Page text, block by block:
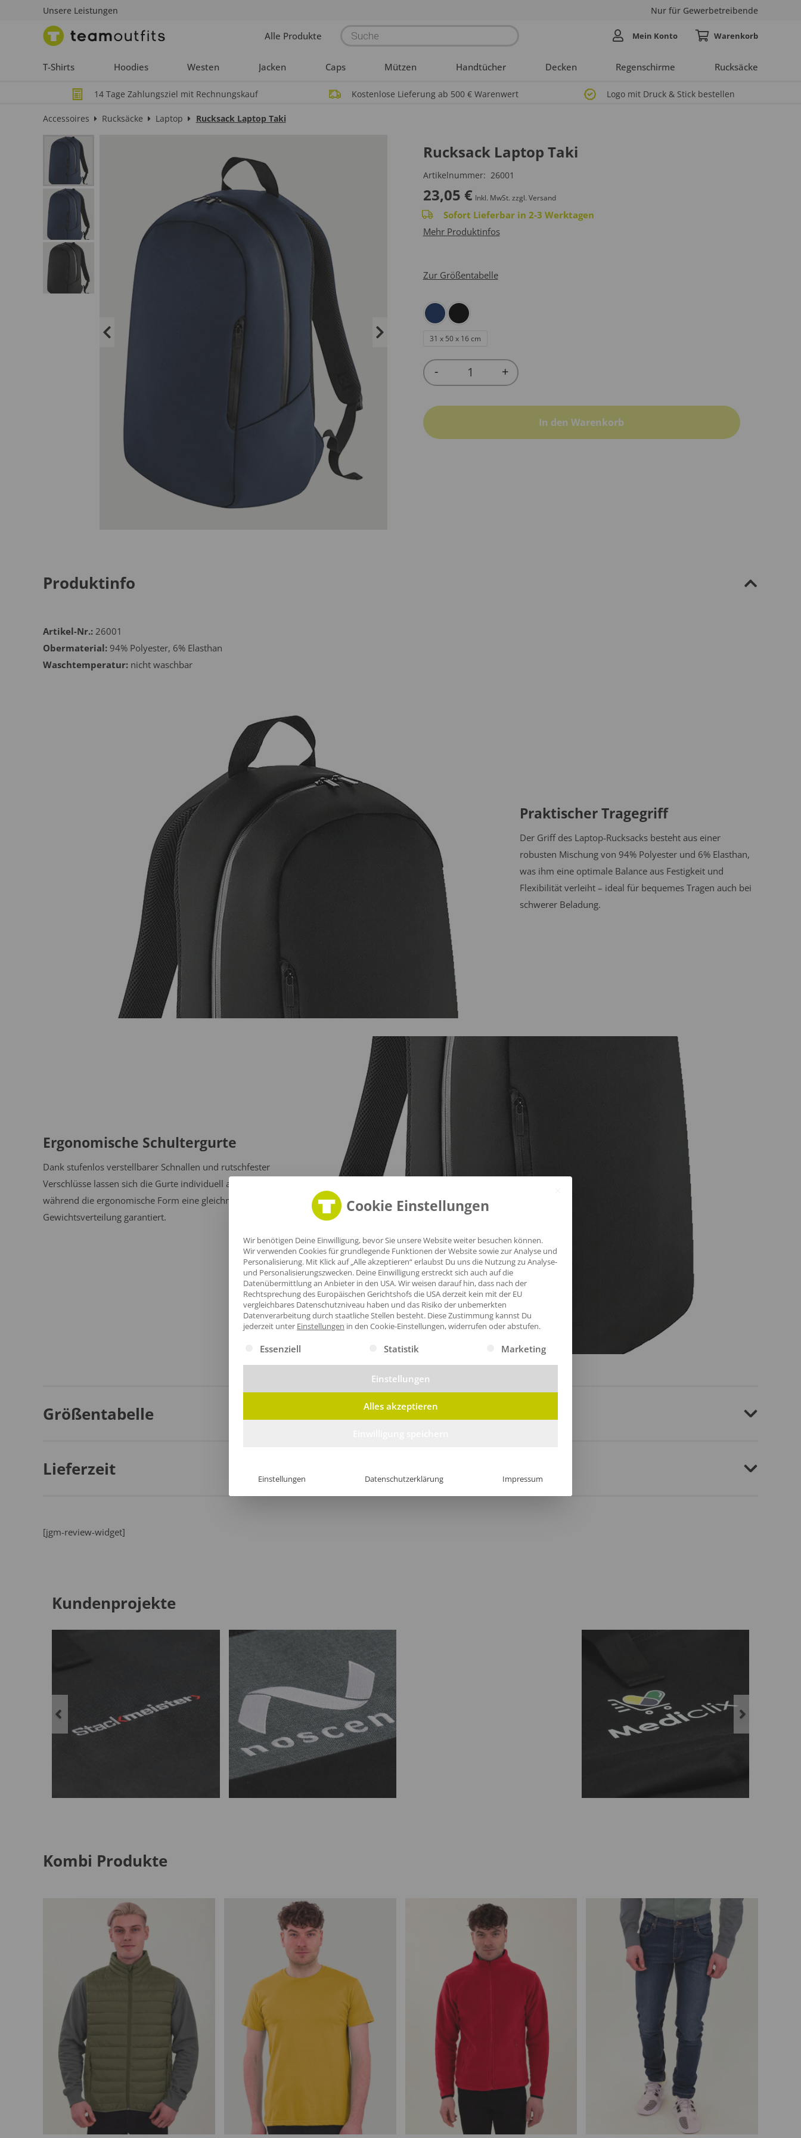
Unsere Leistungen Nur für Gewerbetreibende
Alle Produkte Products
search
T-Shirts Hoodies Westen Jacken Caps Mützen Handtücher Decken Regenschirme Rucksäcke
Mein Konto
14 Tage Zahlungsziel mit Rechnungskauf Kostenlose Lieferung ab 500 € Warenwert Logo mit Druck & Stick bestellen
Accessoires Rucksäcke Laptop Rucksack Laptop Taki
Rucksack Laptop Taki
Artikelnummer: 26001
23,05 € Inkl. MwSt. zzgl. Versand
Sofort Lieferbar in 2-3 Werktagen
Mehr Produktinfos
Zur Größentabelle
31 x 50 x 16 cm
Quantity
- +
In den Warenkorb
Produktinfo
Artikel-Nr.: 26001
Obermaterial: 94% Polyester, 6% Elasthan
Waschtemperatur: nicht waschbar
Praktischer Tragegriff
Der Griff des Laptop-Rucksacks besteht aus einer
robusten Mischung von 94% Polyester und 6% Elasthan,
was ihm eine optimale Balance aus Festigkeit und
Flexibilität verleiht – ideal für bequemes Tragen auch bei
schwerer Beladung.
Ergonomische Schultergurte
Dank stufenlos verstellbarer Schnallen und rutschfester
Verschlüsse lassen sich die Gurte individuell anpassen,
während die ergonomische Form eine gleichmäßige
Gewichtsverteilung garantiert.
Größentabelle
Lieferzeit
[jgm-review-widget]
Kundenprojekte
Kombi Produkte
Cookie Einstellungen
Wir benötigen Deine Einwilligung, bevor Sie unsere Website weiter besuchen können.
Wir verwenden Cookies für grundlegende Funktionen der Website sowie zur Analyse und
Personalisierung. Mit Klick auf „Alle akzeptieren“ erlaubst Du uns die Nutzung zu Analyse-
und Personalisierungszwecken. Deine Einwilligung erstreckt sich auch auf die
Datenübermittlung an Anbieter in den USA. Wir weisen darauf hin, dass nach der
Rechtsprechung des Europäischen Gerichtshofs die USA derzeit kein mit der EU
vergleichbares Datenschutzniveau haben und das Risiko der unbemerkten
Datenverarbeitung durch staatliche Stellen besteht. Diese Zustimmung kannst Du
jederzeit unter Einstellungen in den Cookie-Einstellungen, widerrufen oder abstufen.
Es folgt eine Liste der Service-Gruppen, für die eine Einwilligung erteilt werden kann. Die erste Service-Gruppe ist essenziell und kann
Essenziell Statistik Marketing
Einstellungen
Alles akzeptieren
Einstellungen Datenschutzerklärung Impressum